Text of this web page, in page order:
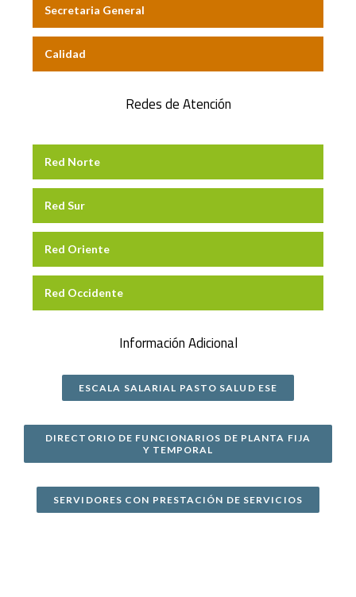
Secretaria General
Calidad
Redes de Atención
Red Norte
Red Sur
Red Oriente
Red Occidente
Información Adicional
ESCALA SALARIAL PASTO SALUD ESE
DIRECTORIO DE FUNCIONARIOS DE PLANTA FIJA
Y TEMPORAL
SERVIDORES CON PRESTACIÓN DE SERVICIOS